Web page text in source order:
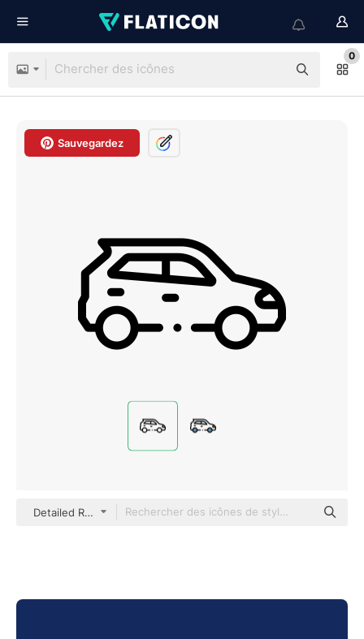
0
Sauvegardez
Detailed Rounded Lineal